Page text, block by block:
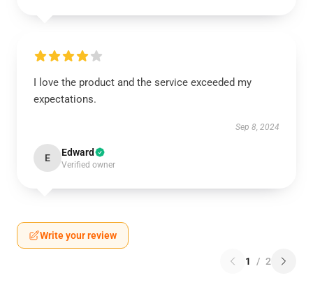
I love the product and the service exceeded my
expectations.
Sep 8, 2024
E Edward
Verified owner
Write your review
1 / 2